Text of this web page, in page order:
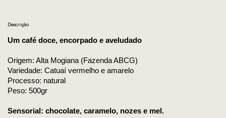
Descrição
Um café doce, encorpado e aveludado
Origem: Alta Mogiana (Fazenda ABCG)
Variedade: Catuaí vermelho e amarelo
Processo: natural
Peso: 500gr
Sensorial: chocolate, caramelo, nozes e mel.